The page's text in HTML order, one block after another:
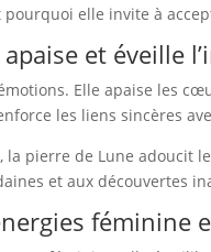
pourquoi elle invite à
et éveille
Elle apaise les
les liens sincères
la pierre de Lune adoucit
et aux découvertes
féminine